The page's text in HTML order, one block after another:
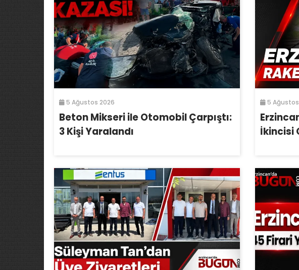
5 Ağustos 2026
Beton Mikseri ile Otomobil Çarpıştı:
3 Kişi Yaralandı
5 Ağustos
İkincisi